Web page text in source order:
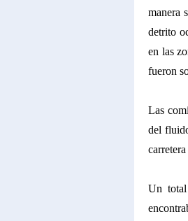
manera
detrito
en las
fueron
Las
del
Un